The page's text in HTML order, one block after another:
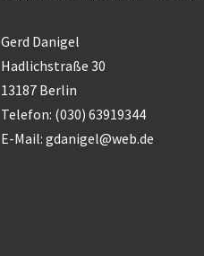
Gerd Danigel
Hadlichstraße 30
13187 Berlin
Telefon: (030) 63919344
E-Mail: gdanigel@web.de